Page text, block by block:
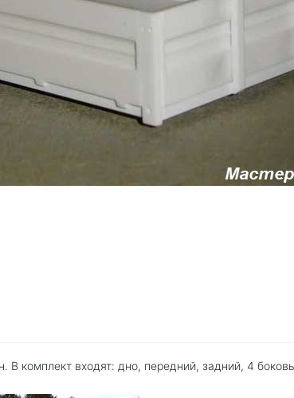
комплект входят: дно, передний, задний, 4